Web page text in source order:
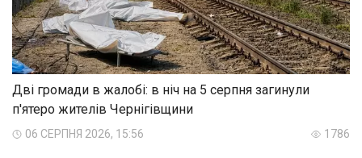
Дві громади в жалобі: в ніч на 5 серпня загинули
п'ятеро жителів Чернігівщини
06 СЕРПНЯ 2026, 15:56 1786